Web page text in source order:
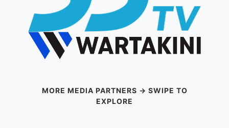
MORE MEDIA PARTNERS → SWIPE TO
EXPLORE